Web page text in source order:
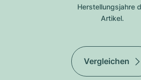
Herstellungsjahre
Artikel.
Vergleichen